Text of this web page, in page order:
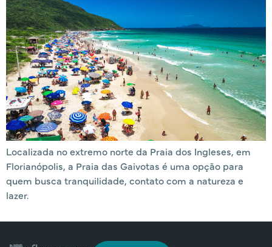
Localizada no extremo norte da Praia dos Ingleses, em
Florianópolis, a Praia das Gaivotas é uma opção para
quem busca tranquilidade, contato com a natureza e
lazer.